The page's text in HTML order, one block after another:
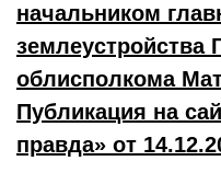
начальником
землеустройства
облисполкома
Публикация на
правда» от